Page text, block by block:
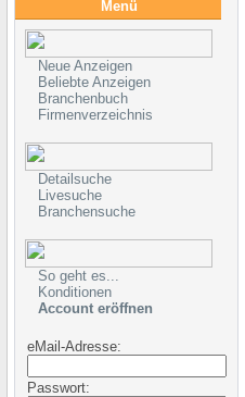
Menü
Neue Anzeigen
Beliebte Anzeigen
Branchenbuch
Firmenverzeichnis
Detailsuche
Livesuche
Branchensuche
So geht es...
Konditionen
Account eröffnen
eMail-Adresse:
Passwort: